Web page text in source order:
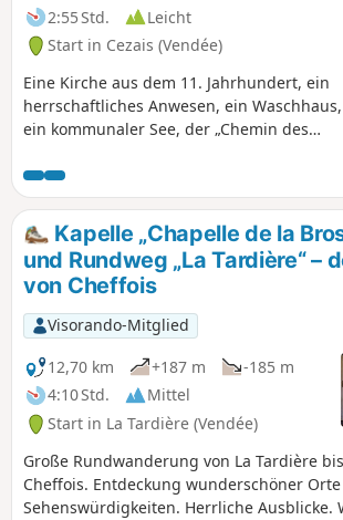
2:55 Std.
Leicht
Start in Cezais (Vendée)
Eine Kirche aus dem 11. Jahrhundert, ein
herrschaftliches Anwesen, ein Waschhaus,
ein kommunaler See, der „Chemin des
All das entdecken Sie auf den Wegen, die
dem Verlauf ehemaliger
folgen oder als von Hecken gesäumte Pfade
mitten durch die Felder oder tief im Wald
„Bois des Rochettes“ verlaufen. Eine
einfache Rundwanderung, die nach
Belieben verkürzt, verlängert oder
abgeändert werden kann. Ideal für einen
Familienausflug.
Kapelle „Chapelle de la
und Rundweg „La Tardière“ –
von Cheffois
Visorando-Mitglied
12,70 km
+187 m
-185 m
4:10 Std.
Mittel
Start in La Tardière (Vendée)
Große Rundwanderung von La Tardière
Cheffois. Entdeckung wunderschöner
Sehenswürdigkeiten. Herrliche Ausblicke.